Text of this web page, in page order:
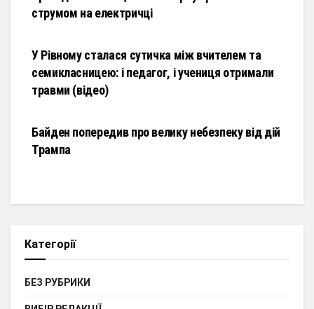
струмом на електричці
У Рівному сталася сутичка між вчителем та
семикласницею: і педагог, і учениця отримали
травми (відео)
Байден попередив про велику небезпеку від дій
Трампа
Категорії
БЕЗ РУБРИКИ